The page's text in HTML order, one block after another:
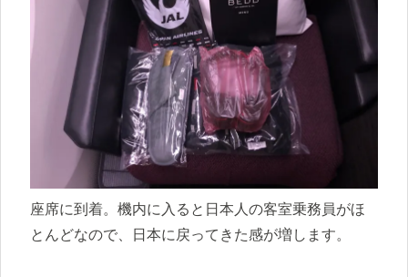
座席に到着。機内に入ると日本人の客室乗務員がほ
とんどなので、日本に戻ってきた感が増します。